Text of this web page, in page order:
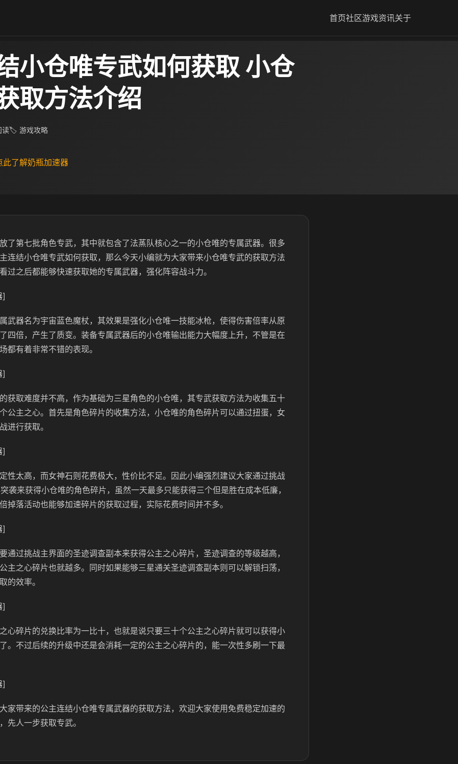
首页社区游戏资讯关于
小仓唯专武如何获取 小仓
取方法介绍
读🏷 游戏攻略
了解奶瓶加速器
了第七批角色专武，其中就包含了法蒸队核心之一的小仓唯的专属武器。很多
连结小仓唯专武如何获取，那么今天小编就为大家带来小仓唯专武的获取方法
过之后都能够快速获取她的专属武器，强化阵容战斗力。
]
武器名为宇宙蓝色魔杖，其效果是强化小仓唯一技能冰枪，使得伤害倍率从原
四倍，产生了质变。装备专属武器后的小仓唯输出能力大幅度上升，不管是在
都有着非常不错的表现。
]
获取难度并不高，作为基础为三星角色的小仓唯，其专武获取方法为收集五十
公主之心。首先是角色碎片的收集方法，小仓唯的角色碎片可以通过扭蛋，女
进行获取。
]
性太高，而女神石则花费极大，性价比不足。因此小编强烈建议大家通过挑战
袭来获得小仓唯的角色碎片，虽然一天最多只能获得三个但是胜在成本低廉，
掉落活动也能够加速碎片的获取过程，实际花费时间并不多。
]
通过挑战主界面的圣迹调查副本来获得公主之心碎片，圣迹调查的等级越高，
主之心碎片也就越多。同时如果能够三星通关圣迹调查副本则可以解锁扫荡，
的效率。
]
心碎片的兑换比率为一比十，也就是说只要三十个公主之心碎片就可以获得小
。不过后续的升级中还是会消耗一定的公主之心碎片的，能一次性多刷一下最
]
家带来的公主连结小仓唯专属武器的获取方法，欢迎大家使用免费稳定加速的
，先人一步获取专武。